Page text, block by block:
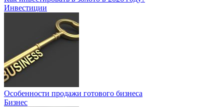
Инвестиции
Особенности продажи готового бизнеса
Бизнес